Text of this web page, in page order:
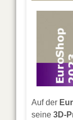
Auf der
seine 3D-